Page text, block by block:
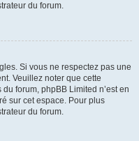
du forum.
Si vous ne respectez pas une
Veuillez noter que cette
forum, phpBB Limited n’est en
sur cet espace. Pour plus
du forum.